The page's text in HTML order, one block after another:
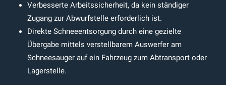
Verbesserte Arbeitssicherheit, da kein ständiger
Zugang zur Abwurfstelle erforderlich ist.
Direkte Schneeentsorgung durch eine gezielte
Übergabe mittels verstellbarem Auswerfer am
Schneesauger auf ein Fahrzeug zum Abtransport oder
Lagerstelle.